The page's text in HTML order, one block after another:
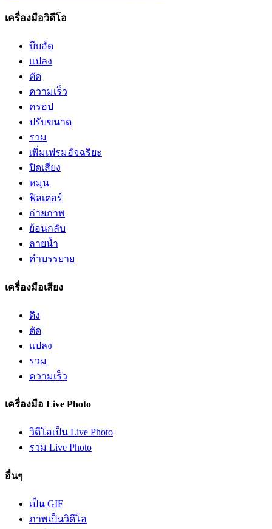
เครื่องมือวิดีโอ
บีบอัด
แปลง
ตัด
ความเร็ว
ครอป
ปรับขนาด
รวม
เพิ่มเฟรมอัจฉริยะ
ปิดเสียง
หมุน
ฟิลเตอร์
ถ่ายภาพ
ย้อนกลับ
ลายน้ำ
คำบรรยาย
เครื่องมือเสียง
ดึง
ตัด
แปลง
รวม
ความเร็ว
เครื่องมือ Live Photo
วิดีโอเป็น Live Photo
รวม Live Photo
อื่นๆ
เป็น GIF
ภาพเป็นวิดีโอ